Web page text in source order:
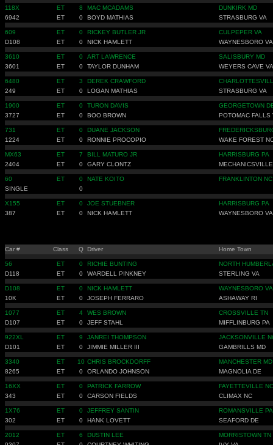
118X ET 8 MAC MCADAMS
DUNKIRK MD
6942
ET 0 BOYD MATHIAS STRASBURG VA
609 ET 0 RICKEY BUTLER JR
CULPEPER VA
D108
ET 0 NICK HAMLETT WAYNESBORO VA
3610 ET 0 ART LAWRENCE
SALISBURY MD
3601
ET 0 TAYLOR DUNHAM WEYERS CAVE VA
6480 ET 3 DEREK CRAWFORD
249
ET 0 LOGAN MATHIAS STRASBURG VA
1900 ET 0 TURON DAVIS
GEORGETOWN
3727
ET 0 BOO BROWN POTOMAC FALLS
731 ET 0 DUANE JACKSON
1224
ET 0 RONNIE PROCOPIO WAKE FOREST
MX63 ET 7 BILL MATURO JR
HARRISBURG PA
2404
ET 0 GARY CLONTZ
60 ET 0 NATE KOITO
FRANKLINTON NC
SINGLE
0
X155 ET 0 JOE STUEBNER
HARRISBURG PA
387
ET 0 NICK HAMLETT WAYNESBORO VA
Car # Class Q Driver Home Town
56 ET 0 RICHIE BUNTING
NORTH
D118
ET 0 WARDELL PINKNEY STERLING VA
D108 ET 0 NICK HAMLETT
WAYNESBORO VA
10K
ET 0 JOSEPH FERRARO ASHAWAY RI
1077 ET 4 WES BROWN
CROSSVILLE TN
D107
ET 0 JEFF STAHL MIFFLINBURG PA
922XL ET 9 JANREI THOMPSON
JACKSONVILLE
D101
ET 0 JIMMIE MILLER III GAMBRILLS MD
3340 ET 10 CHRIS BROCKDORFF
MANCHESTER MD
8265
ET 0 ORLANDO JOHNSON MAGNOLIA DE
16XX ET 0 PATRICK FARROW
FAYETTEVILLE NC
343
ET 0 CARSON FIELDS CLIMAX NC
1X76 ET 0 JEFFREY SANTIN
ROMANSVILLE PA
302
ET 0 HANK LOVETT SEAFORD DE
2012 ET 6 DUSTIN LEE
MORRISTOWN TN